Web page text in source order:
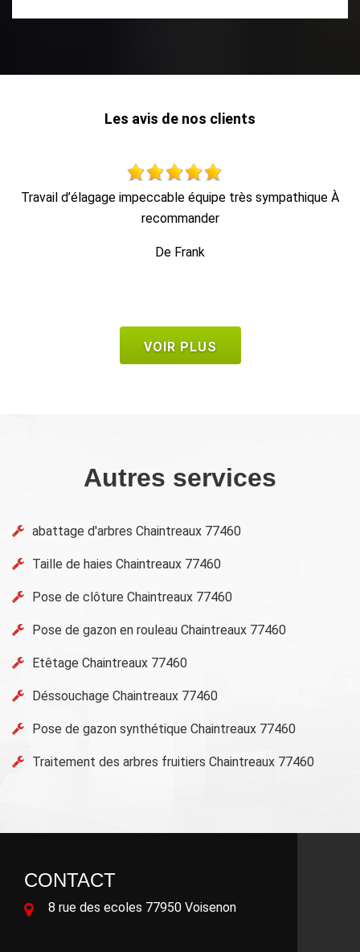
Les avis de nos clients
Travail soigné, très professionnel et efficace. M.
est sympathique et donne également de bons conseils.
problème.
VOIR PLUS
Autres services
abattage d'arbres Chaintreaux 77460
Taille de haies Chaintreaux 77460
Pose de clôture Chaintreaux 77460
Pose de gazon en rouleau Chaintreaux 77460
Etêtage Chaintreaux 77460
Déssouchage Chaintreaux 77460
Pose de gazon synthétique Chaintreaux 77460
Traitement des arbres fruitiers Chaintreaux 77460
CONTACT
8 rue des ecoles 77950 Voisenon